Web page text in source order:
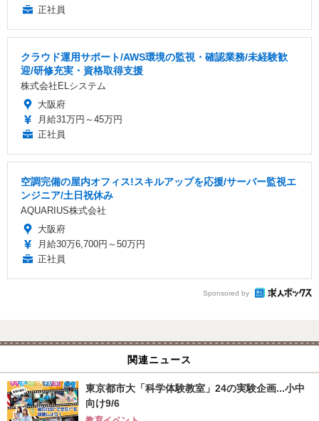
正社員
クラウド運用サポート/AWS環境の監視・確認業務/未経験歓
迎/研修充実・資格取得支援
株式会社ELシステム
大阪府
月給31万円～45万円
正社員
空調完備の屋内オフィス!スキルアップを応援/サーバー監視エ
ンジニア/土日祝休み
AQUARIUS株式会社
大阪府
月給30万6,700円～50万円
正社員
Sponsored by
関連ニュース
東京都市大「科学体験教室」24の実験企画...小中
向け9/6